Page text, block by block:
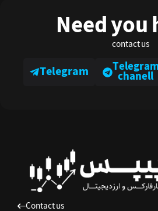
تحلیل هفتگی قیمت نفت WTI | فشار عرضه جهانی و